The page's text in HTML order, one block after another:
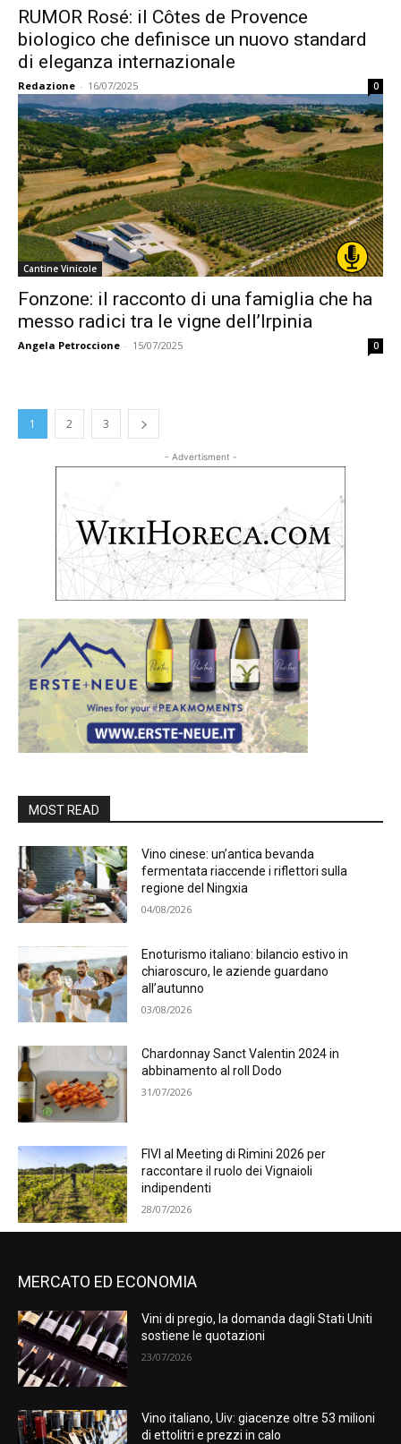
RUMOR Rosé: il Côtes de Provence
biologico che definisce un nuovo standard
di eleganza internazionale
Redazione - 16/07/2025 0
Cantine Vinicole
Fonzone: il racconto di una famiglia che ha
messo radici tra le vigne dell’Irpinia
Angela Petroccione - 15/07/2025 0
1 2 3
- Advertisment -
MOST READ
Vino cinese: un’antica bevanda
fermentata riaccende i riflettori sulla
regione del Ningxia
04/08/2026
Enoturismo italiano: bilancio estivo in
chiaroscuro, le aziende guardano
all’autunno
03/08/2026
Chardonnay Sanct Valentin 2024 in
abbinamento al roll Dodo
31/07/2026
FIVI al Meeting di Rimini 2026 per
raccontare il ruolo dei Vignaioli
indipendenti
28/07/2026
MERCATO ED ECONOMIA
Vini di pregio, la domanda dagli Stati Uniti
sostiene le quotazioni
23/07/2026
Vino italiano, Uiv: giacenze oltre 53 milioni
di ettolitri e prezzi in calo